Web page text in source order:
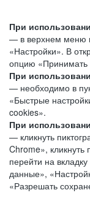
При
— в верхнем меню
«Настройки». В
опцию «Принимать
При
— необходимо в
«Быстрые
cookies».
При
— кликнуть
Chrome»,
перейти на
данные»,
«Разрешать